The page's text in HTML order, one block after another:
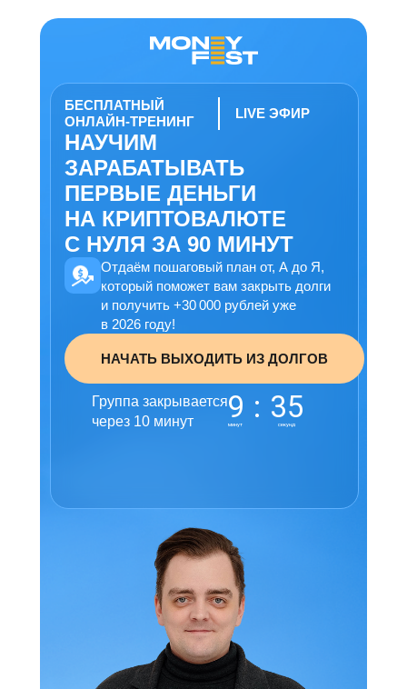
БЕСПЛАТНЫЙ
ОНЛАЙН-ТРЕНИНГ
LIVE ЭФИР
НАУЧИМ
ЗАРАБАТЫВАТЬ
ПЕРВЫЕ ДЕНЬГИ
НА КРИПТОВАЛЮТЕ
С НУЛЯ ЗА 90 МИНУТ
Отдаём пошаговый план от, А до Я,
который поможет вам закрыть долги
и получить +30 000 рублей уже
в 2026 году!
НАЧАТЬ ВЫХОДИТЬ ИЗ ДОЛГОВ
Группа закрывается
через 10 минут
9
минут : 35
секунд